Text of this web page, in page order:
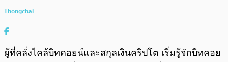
Thongchai
ผู้ที่คลั่งไคล้บิทคอยน์และสกุลเงินคริปโต เริ่มรู้จักบิทคอย